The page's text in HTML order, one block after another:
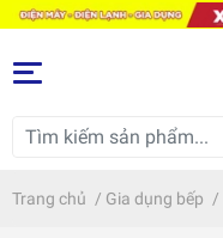
Trang chủ / Gia dụng bếp /